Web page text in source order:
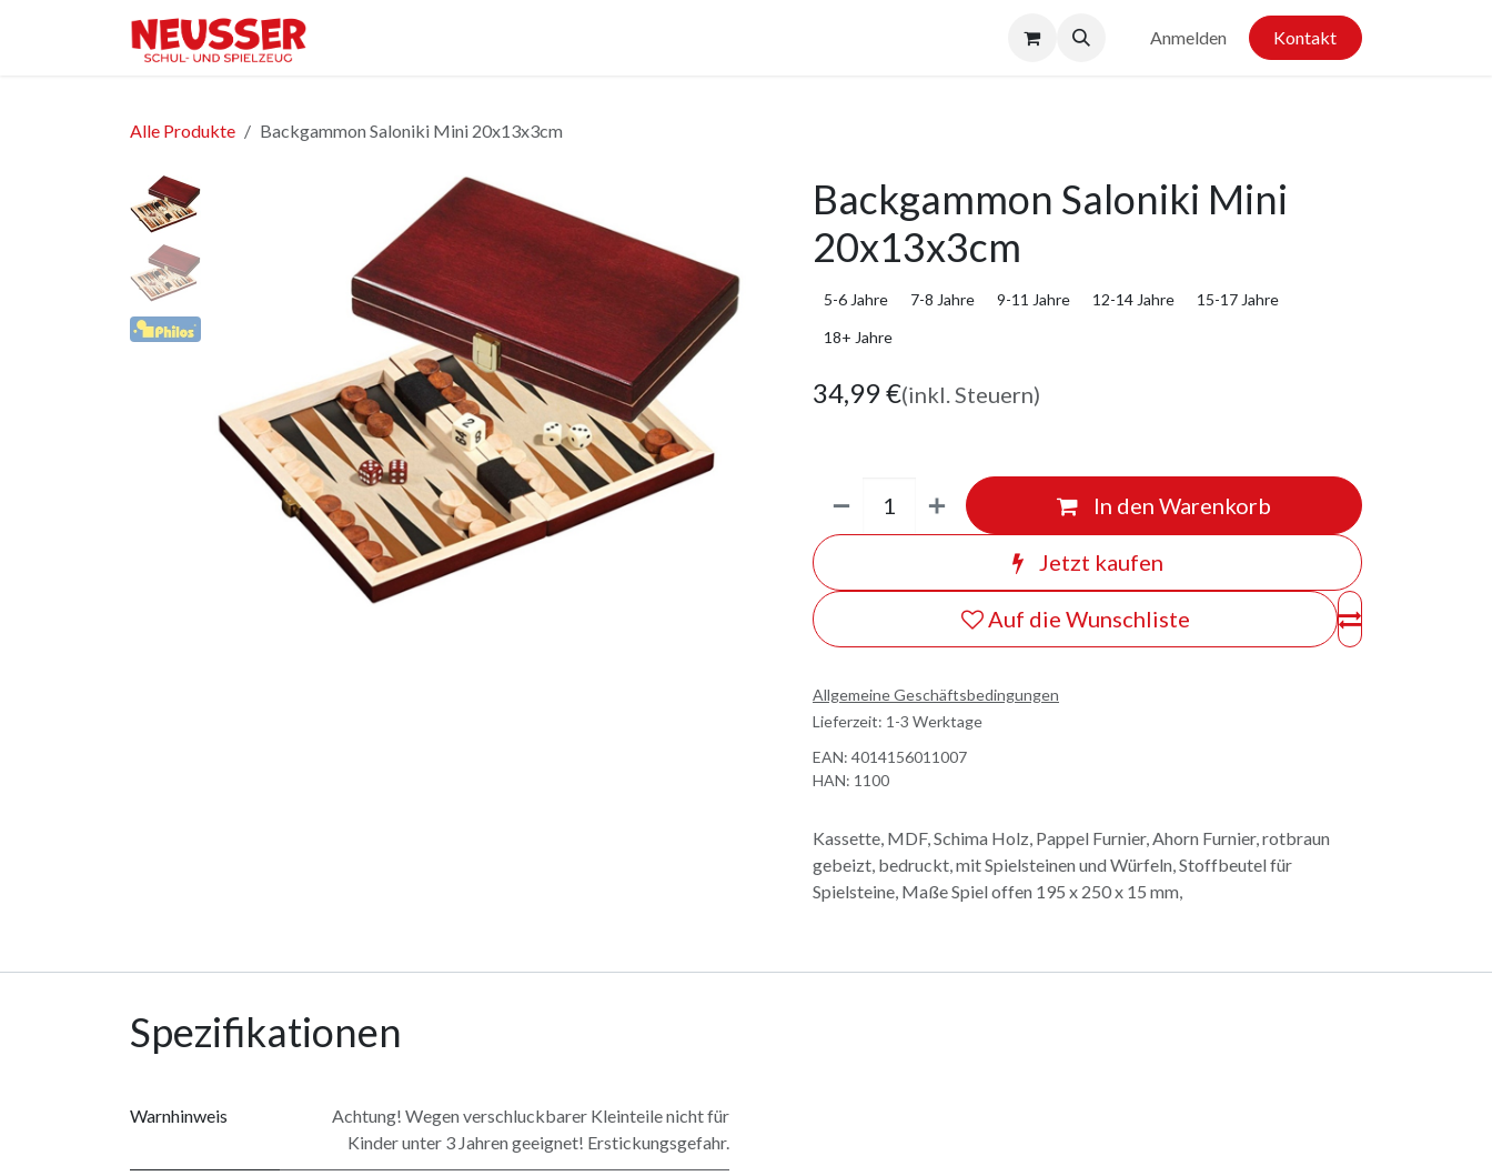
Anmelden Kontakt
Alle Produkte Backgammon Saloniki Mini 20x13x3cm
Backgammon Saloniki Mini
20x13x3cm
5-6 Jahre 7-8 Jahre 9-11 Jahre 12-14 Jahre
15-17 Jahre
18+ Jahre
34,99€(inkl. Steuern)
In den Warenkorb
Jetzt kaufen
Auf die Wunschliste
Allgemeine Geschäftsbedingungen
Lieferzeit: 1-3 Werktage
EAN: 4014156011007
HAN: 1100
Kassette, MDF, Schima Holz, Pappel Furnier, Ahorn Furnier, rotbraun
gebeizt, bedruckt, mit Spielsteinen und Würfeln, Stoffbeutel für
Spielsteine, Maße Spiel offen 195 x 250 x 15 mm,
Spezifikationen
Warnhinweis
Achtung! Wegen verschluckbarer Kleinteile nicht für
Kinder unter 3 Jahren geeignet! Erstickungsgefahr.